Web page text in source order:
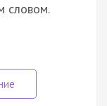
словом.